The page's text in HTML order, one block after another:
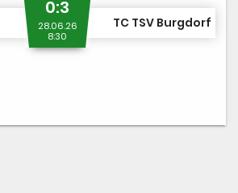
0:3
28.06.26
8:30
TC TSV Burgdorf